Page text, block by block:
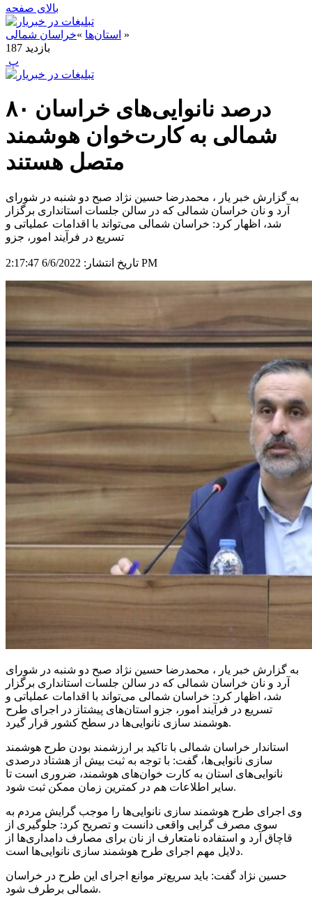
بالای صفحه
استان‌ها »خراسان شمالی
»
187 بازدید
‍ پ
۸۰ درصد نانوایی‌های خراسان
شمالی به کارت‌خوان هوشمند
متصل هستند
به گزارش خبر یار ، محمدرضا حسین نژاد صبح دو شنبه در شورای
آرد و نان خراسان شمالی که در سالن جلسات استانداری برگزار
شد، اظهار کرد: خراسان شمالی می‌تواند با اقدامات عملیاتی و
تسریع در فرآیند امور، جزو
تاریخ انتشار: 6/6/2022 2:17:47 PM
به گزارش خبر یار ، محمدرضا حسین نژاد صبح دو شنبه در شورای
آرد و نان خراسان شمالی که در سالن جلسات استانداری برگزار
شد، اظهار کرد: خراسان شمالی می‌تواند با اقدامات عملیاتی و
تسریع در فرآیند امور، جزو استان‌های پیشتاز در اجرای طرح
هوشمند سازی نانوایی‌ها در سطح کشور قرار گیرد.
استاندار خراسان شمالی با تاکید بر ارزشمند بودن طرح هوشمند
سازی نانوایی‌ها، گفت: با توجه به ثبت بیش از هشتاد درصدی
نانوایی‌های استان به کارت خوان‌های هوشمند، ضروری است تا
سایر اطلاعات هم در کمترین زمان ممکن ثبت شود.
وی اجرای طرح هوشمند سازی نانوایی‌ها را موجب گرایش مردم به
سوی مصرف گرایی واقعی دانست و تصریح کرد: جلوگیری از
قاچاق آرد و استفاده نامتعارف از نان برای مصارف دامداری‌ها از
دلایل مهم اجرای طرح هوشمند سازی نانوایی‌ها است.
حسین نژاد گفت: باید سریع‌تر موانع اجرای این طرح در خراسان
شمالی برطرف شود.